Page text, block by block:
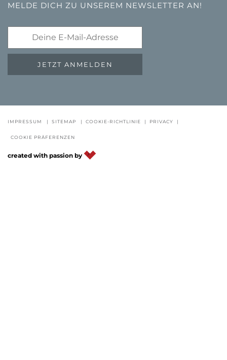
GUTSCHEINE FAQ - QUALITÄTSGARANTIE
MELDE DICH ZU UNSEREM NEWSLETTER AN!
JETZT ANMELDEN
IMPRESSUM | SITEMAP | COOKIE-RICHTLINIE | PRIVACY |
COOKIE PRÄFERENZEN
created with passion by